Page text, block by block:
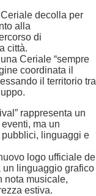
decolla per
alla
di
città.
Ceriale “sempre
coordinata il
il territorio tra
rappresenta un
ma un
linguaggi e
logo ufficiale del
un linguaggio grafico
nota musicale,
estiva.